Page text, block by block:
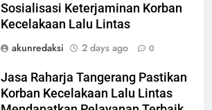
Sosialisasi Keterjaminan Korban
Kecelakaan Lalu Lintas
akunredaksi
2 days ago 0
Jasa Raharja Tangerang Pastikan
Korban Kecelakaan Lalu Lintas